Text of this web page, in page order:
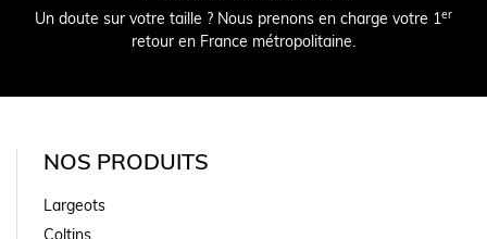
Un doute sur votre taille ? Nous prenons en charge votre 1er
retour en France métropolitaine.
NOS PRODUITS
Largeots
Coltins